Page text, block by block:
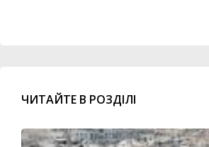
ЧИТАЙТЕ В РОЗДІЛІ